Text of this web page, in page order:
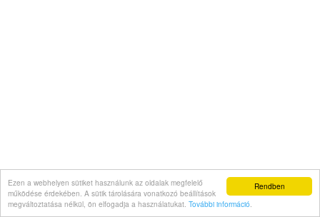
Rendben
Ezen a webhelyen sütiket használunk az oldalak megfelelő
működése érdekében. A sütik tárolására vonatkozó beállítások
megváltoztatása nélkül, ön elfogadja a használatukat. További információ.